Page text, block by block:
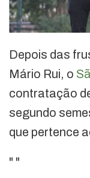
Depois das
Mário Rui, o
contratação
segundo
que pertence
" "